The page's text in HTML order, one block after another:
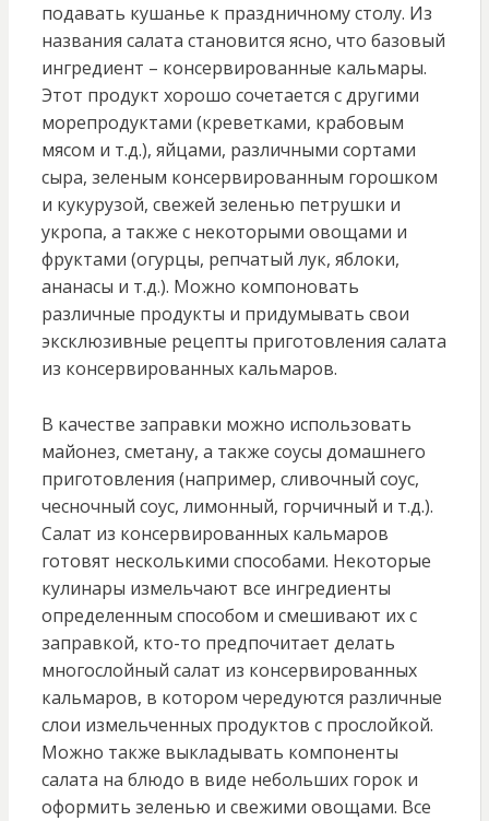
подавать кушанье к праздничному столу. Из
названия салата становится ясно, что базовый
ингредиент – консервированные кальмары.
Этот продукт хорошо сочетается с другими
морепродуктами (креветками, крабовым
мясом и т.д.), яйцами, различными сортами
сыра, зеленым консервированным горошком
и кукурузой, свежей зеленью петрушки и
укропа, а также с некоторыми овощами и
фруктами (огурцы, репчатый лук, яблоки,
ананасы и т.д.). Можно компоновать
различные продукты и придумывать свои
эксклюзивные рецепты приготовления салата
из консервированных кальмаров.
В качестве заправки можно использовать
майонез, сметану, а также соусы домашнего
приготовления (например, сливочный соус,
чесночный соус, лимонный, горчичный и т.д.).
Салат из консервированных кальмаров
готовят несколькими способами. Некоторые
кулинары измельчают все ингредиенты
определенным способом и смешивают их с
заправкой, кто-то предпочитает делать
многослойный салат из консервированных
кальмаров, в котором чередуются различные
слои измельченных продуктов с прослойкой.
Можно также выкладывать компоненты
салата на блюдо в виде небольших горок и
оформить зеленью и свежими овощами. Все